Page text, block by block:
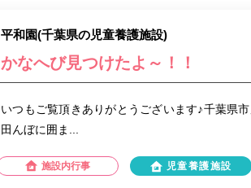
平和園(千葉県の児童養護施設)
かなへび見つけたよ～！！
いつもご覧頂きありがとうございます♪千葉県
田んぼに囲ま...
施設内行事 児童養護施設